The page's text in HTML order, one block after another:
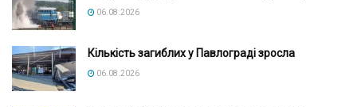
06.08.2026
Кількість загиблих у Павлограді зросла
06.08.2026